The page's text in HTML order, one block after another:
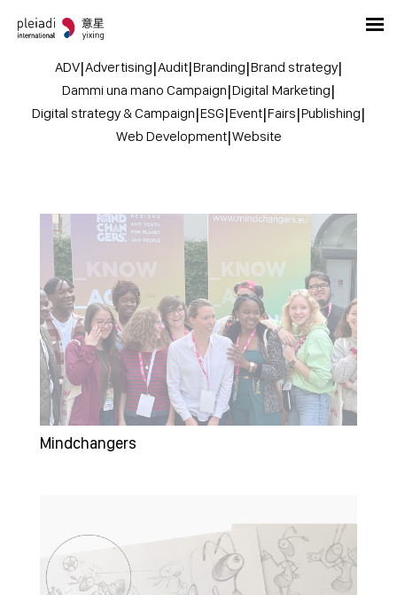
ADV|Advertising|Audit|Branding|Brand strategy|
Dammi una mano Campaign|Digital Marketing|
Digital strategy & Campaign|ESG|Event|Fairs|Publishing|
Web Development|Website
Mindchangers